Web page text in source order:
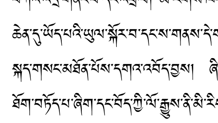
སྐད་གསང་མཐོན་པོས་དགའ་འབོད་བྱས།